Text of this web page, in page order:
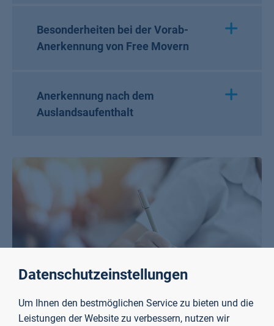
Besonderheiten bei der Vorab-
Anerkennung von Free Movern
Anerkennung nach dem
Auslandsaufenthalt
Datenschutzeinstellungen
Um Ihnen den bestmöglichen Service zu bieten und die
Leistungen der Website zu verbessern, nutzen wir